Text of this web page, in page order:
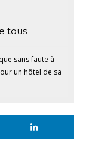
tous
sans faute à
un hôtel de sa